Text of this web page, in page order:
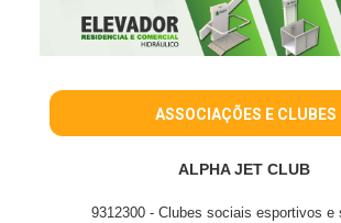
ASSOCIAÇÕES E CLUBES
ALPHA JET CLUB
9312300 - Clubes sociais esportivos e